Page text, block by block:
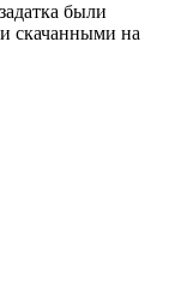
были
скачанными на